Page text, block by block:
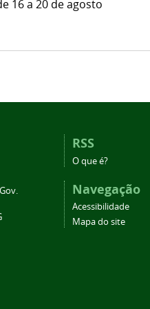
16 a 20 de agosto
RSS
O que é?
Navegação
Acessibilidade
Mapa do site